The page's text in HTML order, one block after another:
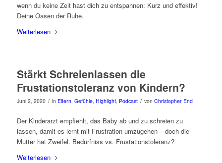
wenn du keine Zeit hast dich zu entspannen: Kurz und effektiv!
Deine Oasen der Ruhe.
Weiterlesen
Stärkt Schreienlassen die
Frustationstoleranz von Kindern?
Juni 2, 2020 / in Eltern, Gefühle, Highlight, Podcast / von Christopher End
Der Kinderarzt empfiehlt, das Baby ab und zu schreien zu
lassen, damit es lernt mit Frustration umzugehen – doch die
Mutter hat Zweifel. Bedürfniss vs. Frustationstoleranz?
Weiterlesen